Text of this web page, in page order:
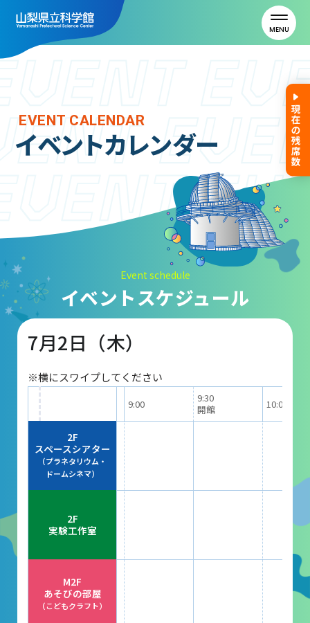
MENU
利用案内
山梨県立科学館について
団体予約受付
2026年度の利用はこちら
施設案内
フロアガイド
展望テラス・円形広場
スペースシアター
実験工作室
ミュージアムショップ
EVENT CALENDAR
イベントカレンダー
Event schedule
イベントスケジュール
7月2日（木）
※横にスワイプしてください
9:00
9:30
開館
10:00
2F
スペースシアター
（プラネタリウム・
ドームシネマ）
2F
実験工作室
M2F
あそびの部屋
（こどもクラフト）